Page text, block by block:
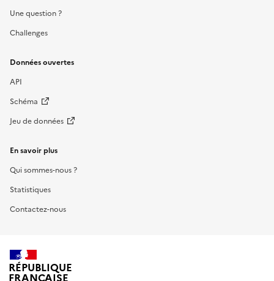
Une question ?
Challenges
Données ouvertes
API
Schéma
Jeu de données
En savoir plus
Qui sommes-nous ?
Statistiques
Contactez-nous
RÉPUBLIQUE